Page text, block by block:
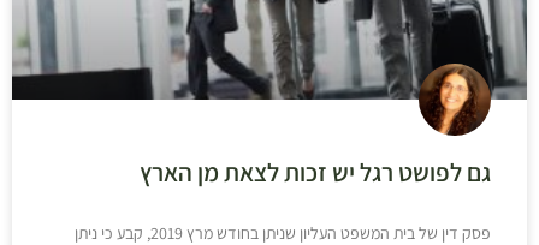
גם לפושט רגל יש זכות לצאת מן הארץ
פסק דין של בית המשפט העליון שניתן בחודש מרץ 2019, קבע כי ניתן